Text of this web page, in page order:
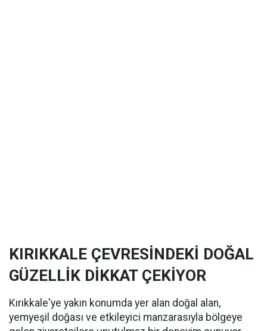
KIRIKKALE ÇEVRESİNDEKİ DOĞAL
GÜZELLİK DİKKAT ÇEKİYOR
Kırıkkale'ye yakın konumda yer alan doğal alan,
yemyeşil doğası ve etkileyici manzarasıyla bölgeye